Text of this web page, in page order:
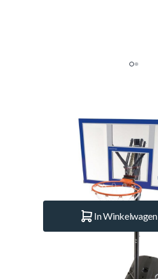
Basketbalpaal
Merk:Lifetime
In Winkelwagen